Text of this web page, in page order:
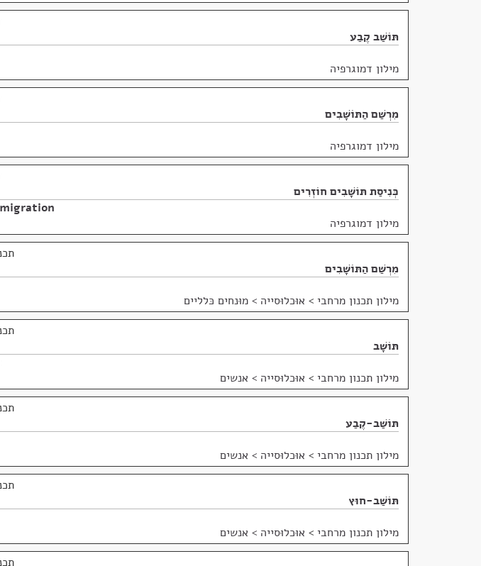
תּוֹשַׁב קֶבַע
מילון דמוגרפיה
מִרְשַׁם הַתּוֹשָׁבִים
מילון דמוגרפיה
כְּנִיסַת תּוֹשָׁבִים חוֹזְרִים
מילון דמוגרפיה
מִרְשַׁם הַתּוֹשָׁבִים
מילון תכנון מרחבי > אוּכלוּסייה > מוּנחים כּלליים
תּוֹשָׁב
מילון תכנון מרחבי > אוּכלוּסייה > אנשים
תּוֹשַׁב-קֶבַע
מילון תכנון מרחבי > אוּכלוּסייה > אנשים
תּוֹשַׁב-חוּץ
מילון תכנון מרחבי > אוּכלוּסייה > אנשים